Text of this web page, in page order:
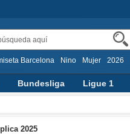
Barcelona Nino Mujer 2026
Bundesliga Ligue 1
2025